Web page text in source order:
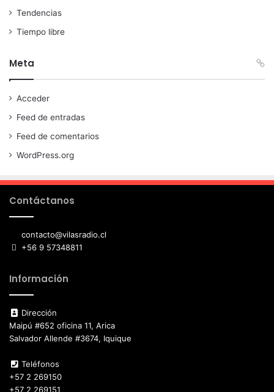
Tendencias
Tiempo libre
Meta
Acceder
Feed de entradas
Feed de comentarios
WordPress.org
Contáctanos
contacto@vilasradio.cl
+56 9 57348811
Información
Dirección
Maipú #652 oficina 11, Arica
Salvador Allende #3674, Iquique
Teléfonos
+57 2 269150
+57 2 269151